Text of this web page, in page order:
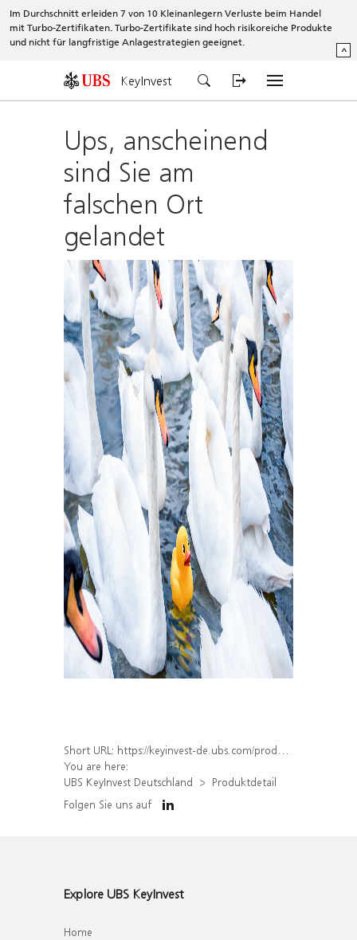
Im Durchschnitt erleiden 7 von 10 Kleinanlegern Verluste beim Handel
mit Turbo-Zertifikaten. Turbo-Zertifikate sind hoch risikoreiche Produkte
und nicht für langfristige Anlagestrategien geeignet.
^
KeyInvest
Ups, anscheinend
sind Sie am
falschen Ort
gelandet
Short URL: https://keyinvest-de.ubs.com/produkt/detail/index/isin/DE000WA5KK73
You are here:
UBS KeyInvest Deutschland
Produktdetail
Folgen Sie uns auf
Explore UBS KeyInvest
Home